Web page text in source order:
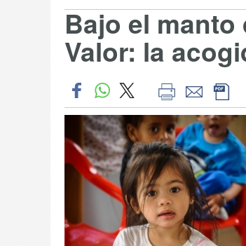
Bajo el manto
Valor: la